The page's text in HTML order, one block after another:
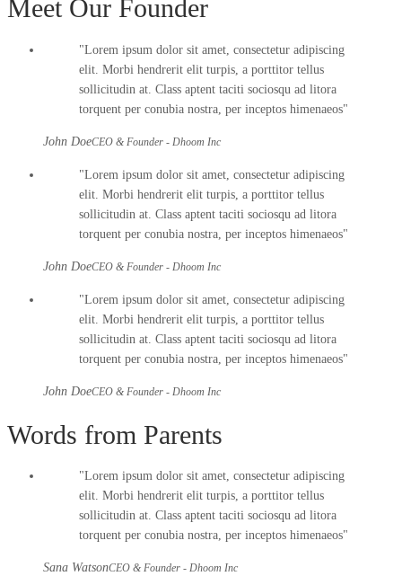
Meet Our Founder
Lorem ipsum dolor sit amet, consectetur adipiscing
elit. Morbi hendrerit elit turpis, a porttitor tellus
sollicitudin at. Class aptent taciti sociosqu ad litora
torquent per conubia nostra, per inceptos himenaeos
John DoeCEO & Founder - Dhoom Inc
Lorem ipsum dolor sit amet, consectetur adipiscing
elit. Morbi hendrerit elit turpis, a porttitor tellus
sollicitudin at. Class aptent taciti sociosqu ad litora
torquent per conubia nostra, per inceptos himenaeos
John DoeCEO & Founder - Dhoom Inc
Lorem ipsum dolor sit amet, consectetur adipiscing
elit. Morbi hendrerit elit turpis, a porttitor tellus
sollicitudin at. Class aptent taciti sociosqu ad litora
torquent per conubia nostra, per inceptos himenaeos
John DoeCEO & Founder - Dhoom Inc
Words from Parents
Lorem ipsum dolor sit amet, consectetur adipiscing
elit. Morbi hendrerit elit turpis, a porttitor tellus
sollicitudin at. Class aptent taciti sociosqu ad litora
torquent per conubia nostra, per inceptos himenaeos
Sana WatsonCEO & Founder - Dhoom Inc